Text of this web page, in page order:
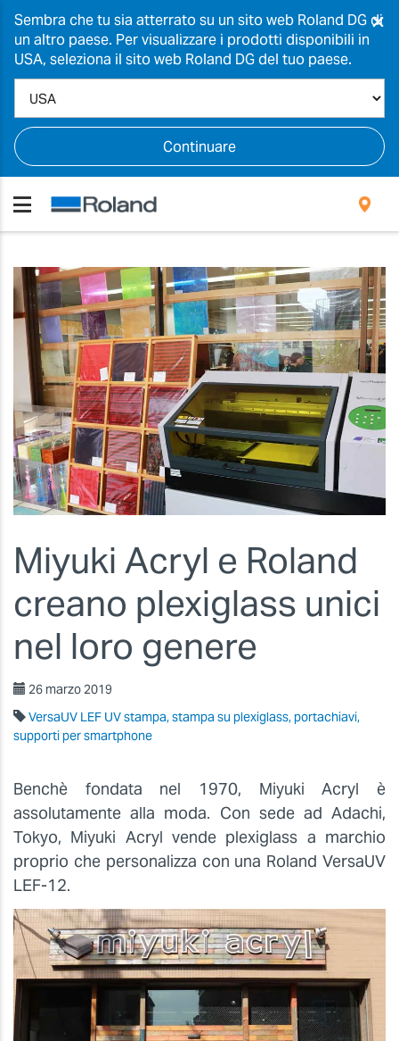
Sembra che tu sia atterrato su un sito web Roland DG di
un altro paese. Per visualizzare i prodotti disponibili in
USA, seleziona il sito web Roland DG del tuo paese.
Continuare
×
Miyuki Acryl e Roland
creano plexiglass unici
nel loro genere
26 marzo 2019
VersaUV LEF UV stampa, stampa su plexiglass, portachiavi,
supporti per smartphone
Benchè fondata nel 1970, Miyuki Acryl è
assolutamente alla moda. Con sede ad Adachi,
Tokyo, Miyuki Acryl vende plexiglass a marchio
proprio che personalizza con una Roland VersaUV
LEF-12.